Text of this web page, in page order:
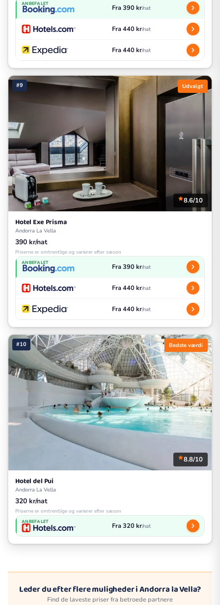
ANBEFALET Fra 390 kr/nat
Fra 440 kr/nat
Fra 440 kr/nat
#9 Udvalgt
8.6/10
Hotel Exe Prisma
Andorra La Vella
390 kr/nat
Priserne er omtrentlige og varierer efter sæson
ANBEFALET Fra 390 kr/nat
Fra 440 kr/nat
Fra 440 kr/nat
#10 Bedste værdi
8.8/10
Hotel del Pui
Andorra La Vella
320 kr/nat
Priserne er omtrentlige og varierer efter sæson
ANBEFALET Fra 320 kr/nat
Leder du efter flere muligheder i Andorra la Vella?
Find de laveste priser fra betroede partnere